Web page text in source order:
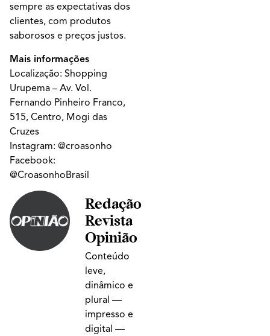
sempre as expectativas dos
clientes, com produtos
saborosos e preços justos.
Mais informações
Localização: Shopping
Urupema – Av. Vol.
Fernando Pinheiro Franco,
515, Centro, Mogi das
Cruzes
Instagram: @croasonho
Facebook:
@CroasonhoBrasil
Redação
Revista
Opinião
Conteúdo
leve,
dinâmico e
plural —
impresso e
digital —